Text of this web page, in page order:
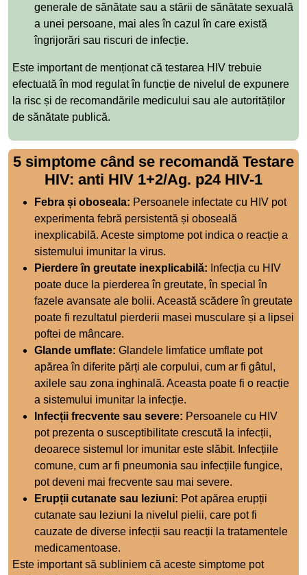
generale de sănătate sau a stării de sănătate sexuală
a unei persoane, mai ales în cazul în care există
îngrijorări sau riscuri de infecție.
Este important de menționat că testarea HIV trebuie
efectuată în mod regulat în funcție de nivelul de expunere
la risc și de recomandările medicului sau ale autorităților
de sănătate publică.
5 simptome când se recomandă Testare
HIV: anti HIV 1+2/Ag. p24 HIV-1
Febra și oboseala: Persoanele infectate cu HIV pot
experimenta febră persistentă și oboseală
inexplicabilă. Aceste simptome pot indica o reacție a
sistemului imunitar la virus.
Pierdere în greutate inexplicabilă: Infecția cu HIV
poate duce la pierderea în greutate, în special în
fazele avansate ale bolii. Această scădere în greutate
poate fi rezultatul pierderii masei musculare și a lipsei
poftei de mâncare.
Glande umflate: Glandele limfatice umflate pot
apărea în diferite părți ale corpului, cum ar fi gâtul,
axilele sau zona inghinală. Aceasta poate fi o reacție
a sistemului imunitar la infecție.
Infecții frecvente sau severe: Persoanele cu HIV
pot prezenta o susceptibilitate crescută la infecții,
deoarece sistemul lor imunitar este slăbit. Infecțiile
comune, cum ar fi pneumonia sau infecțiile fungice,
pot deveni mai frecvente sau mai severe.
Erupții cutanate sau leziuni: Pot apărea erupții
cutanate sau leziuni la nivelul pielii, care pot fi
cauzate de diverse infecții sau reacții la tratamentele
medicamentoase.
Este important să subliniem că aceste simptome pot